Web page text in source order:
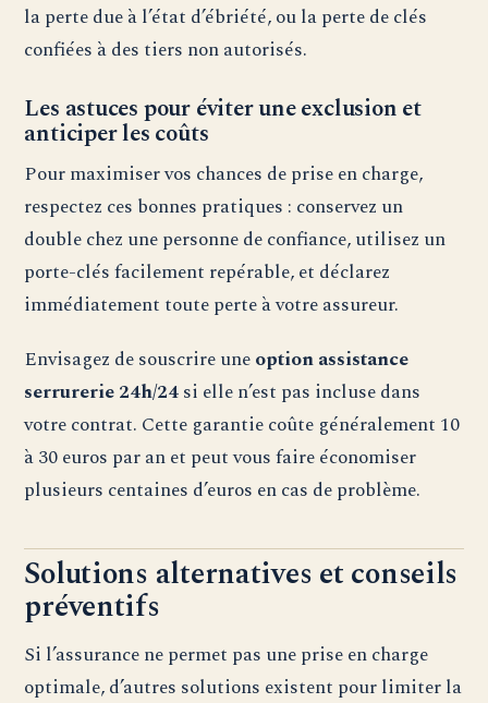
la perte due à l’état d’ébriété, ou la perte de clés
confiées à des tiers non autorisés.
Les astuces pour éviter une exclusion et
anticiper les coûts
Pour maximiser vos chances de prise en charge,
respectez ces bonnes pratiques : conservez un
double chez une personne de confiance, utilisez un
porte-clés facilement repérable, et déclarez
immédiatement toute perte à votre assureur.
Envisagez de souscrire uneoption assistance
serrurerie 24h/24si elle n’est pas incluse dans
votre contrat. Cette garantie coûte généralement 10
à 30 euros par an et peut vous faire économiser
plusieurs centaines d’euros en cas de problème.
Solutions alternatives et conseils
préventifs
Si l’assurance ne permet pas une prise en charge
optimale, d’autres solutions existent pour limiter la